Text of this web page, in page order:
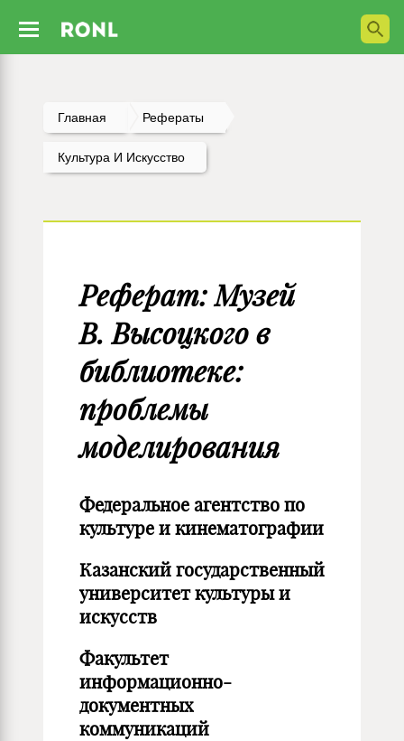
Главная Рефераты
Культура И Искусство
Реферат: Музей
В. Высоцкого в
библиотеке:
проблемы
моделирования
Федеральное агентство по
культуре и кинематографии
Казанский государственный
университет культуры и
искусств
Факультет
информационно-
документных
коммуникаций